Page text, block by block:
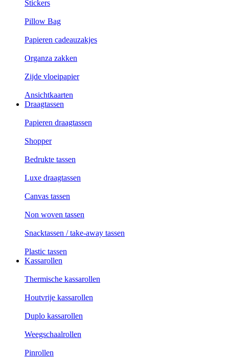
Stickers
Pillow Bag
Papieren cadeauzakjes
Organza zakken
Zijde vloeipapier
Ansichtkaarten
Draagtassen
Papieren draagtassen
Shopper
Bedrukte tassen
Luxe draagtassen
Canvas tassen
Non woven tassen
Snacktassen / take-away tassen
Plastic tassen
Kassarollen
Thermische kassarollen
Houtvrije kassarollen
Duplo kassarollen
Weegschaalrollen
Pinrollen